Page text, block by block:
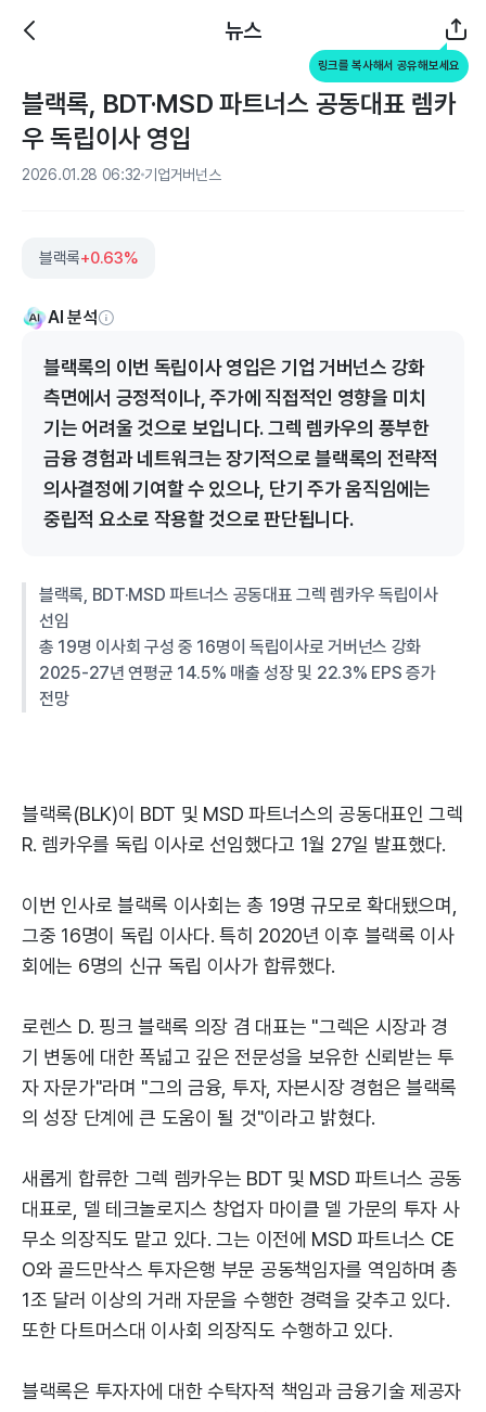
뉴스
링크를 복사해서 공유해보세요
블랙록, BDT·MSD 파트너스 공동대표 렘카
우 독립이사 영입
2026.01.28 06:32 기업거버넌스
블랙록+0.63%
AI 분석
블랙록의 이번 독립이사 영입은 기업 거버넌스 강화
측면에서 긍정적이나, 주가에 직접적인 영향을 미치
기는 어려울 것으로 보입니다. 그렉 렘카우의 풍부한
금융 경험과 네트워크는 장기적으로 블랙록의 전략적
의사결정에 기여할 수 있으나, 단기 주가 움직임에는
중립적 요소로 작용할 것으로 판단됩니다.
블랙록, BDT·MSD 파트너스 공동대표 그렉 렘카우 독립이사
선임
총 19명 이사회 구성 중 16명이 독립이사로 거버넌스 강화
2025-27년 연평균 14.5% 매출 성장 및 22.3% EPS 증가
전망
블랙록(BLK)이 BDT 및 MSD 파트너스의 공동대표인 그렉
R. 렘카우를 독립 이사로 선임했다고 1월 27일 발표했다.
이번 인사로 블랙록 이사회는 총 19명 규모로 확대됐으며,
그중 16명이 독립 이사다. 특히 2020년 이후 블랙록 이사
회에는 6명의 신규 독립 이사가 합류했다.
로렌스 D. 핑크 블랙록 의장 겸 대표는 "그렉은 시장과 경
기 변동에 대한 폭넓고 깊은 전문성을 보유한 신뢰받는 투
자 자문가"라며 "그의 금융, 투자, 자본시장 경험은 블랙록
의 성장 단계에 큰 도움이 될 것"이라고 밝혔다.
새롭게 합류한 그렉 렘카우는 BDT 및 MSD 파트너스 공동
대표로, 델 테크놀로지스 창업자 마이클 델 가문의 투자 사
무소 의장직도 맡고 있다. 그는 이전에 MSD 파트너스 CE
O와 골드만삭스 투자은행 부문 공동책임자를 역임하며 총
1조 달러 이상의 거래 자문을 수행한 경력을 갖추고 있다.
또한 다트머스대 이사회 의장직도 수행하고 있다.
블랙록은 투자자에 대한 수탁자적 책임과 금융기술 제공자